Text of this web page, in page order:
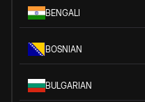
BENGALI
BOSNIAN
BULGARIAN